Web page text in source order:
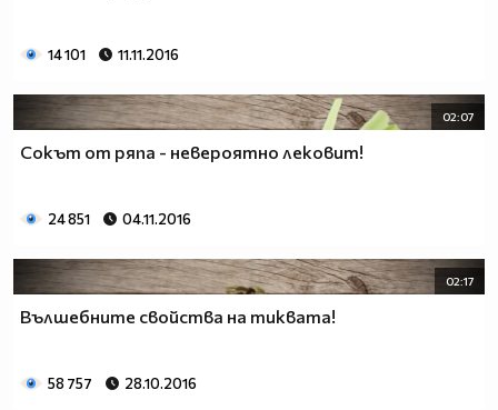
14 101 11.11.2016
02:07
Сокът от ряпа - невероятно лековит!
24 851 04.11.2016
02:17
Вълшебните свойства на тиквата!
58 757 28.10.2016